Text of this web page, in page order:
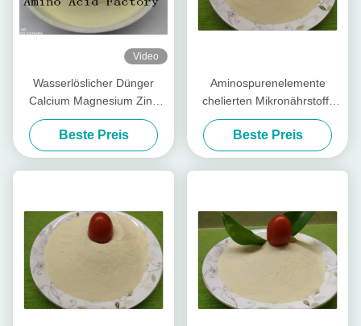
Video
Wasserlöslicher Dünger
Calcium Magnesium Zink
Bor Molybdän für bunte
Paprika
Beste Preis
Aminospurenelemente
chelierten Mikronährstoff-
Düngemittel, organisches
Blatt- Düngemittel
Beste Preis